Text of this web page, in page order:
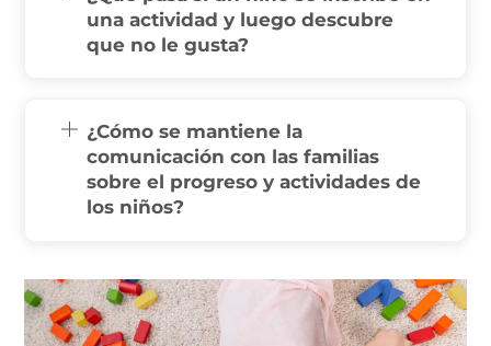
una actividad y luego descubre
que no le gusta?
¿Cómo se mantiene la
comunicación con las familias
sobre el progreso y actividades de
los niños?